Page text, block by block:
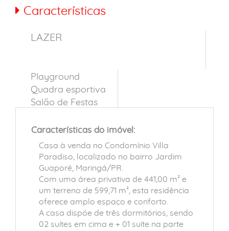
Características
LAZER
Playground
Quadra esportiva
Salão de Festas
Características do imóvel:
Casa à venda no Condomínio Villa
Paradiso, localizado no bairro Jardim
Guaporé, Maringá/PR.
Com uma área privativa de 441,00 m² e
um terreno de 599,71 m², esta residência
oferece amplo espaço e conforto.
A casa dispõe de três dormitórios, sendo
02 suítes em cima e + 01 suíte na parte